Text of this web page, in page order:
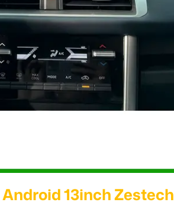
13inch Zestech